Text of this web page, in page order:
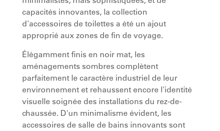
capacités innovantes, la collection
d'accessoires de toilettes a été un ajout
approprié aux zones de fin de voyage.
Élégamment finis en noir mat, les
aménagements sombres complètent
parfaitement le caractère industriel de leur
environnement et rehaussent encore l'identité
visuelle soignée des installations du rez-de-
chaussée. D'un minimalisme évident, les
accessoires de salle de bains innovants sont